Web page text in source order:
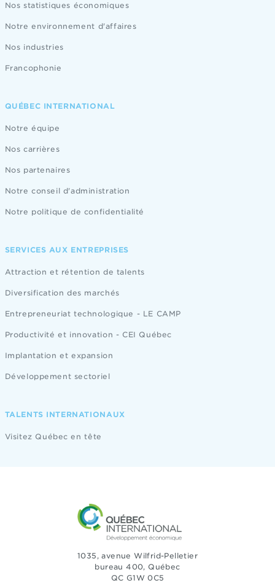
Nos statistiques économiques
Notre environnement d'affaires
Nos industries
Francophonie
QUÉBEC INTERNATIONAL
Notre équipe
Nos carrières
Nos partenaires
Notre conseil d'administration
Notre politique de confidentialité
SERVICES AUX ENTREPRISES
Attraction et rétention de talents
Diversification des marchés
Entrepreneuriat technologique - LE CAMP
Productivité et innovation - CEI Québec
Implantation et expansion
Développement sectoriel
TALENTS INTERNATIONAUX
Visitez Québec en tête
1035, avenue Wilfrid-Pelletier
bureau 400, Québec
QC G1W 0C5